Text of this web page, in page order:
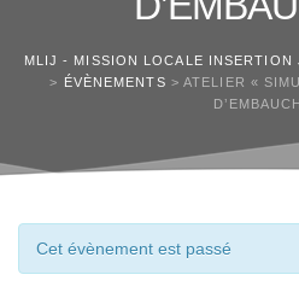
MLIJ - MISSION LOCALE INSERTION
> ÉVÈNEMENTS > ATELIER «
Cet évènement est passé